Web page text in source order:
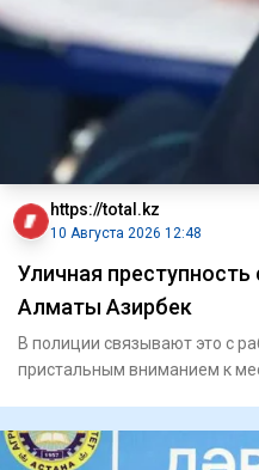
https://total.kz
10 Августа 2026 12:48
Уличная
Алматы Азирбек
В полиции связывают это с
пристальным вниманием к